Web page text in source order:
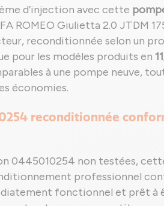
d’injection avec cette
ROMEO Giulietta 2.0 JTDM
reconditionnée selon un
pour les modèles produits en
à une pompe neuve,
économies.
reconditionnée
0445010254 non testées,
professionnel
fonctionnel et prêt à